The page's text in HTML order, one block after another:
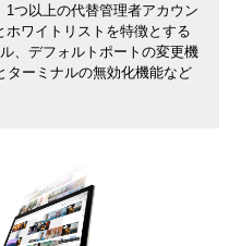
1つ以上の代替管理者アカウン
ホワイトリストを特徴とする
、デフォルトポートの変更機
ターミナルの無効化機能など